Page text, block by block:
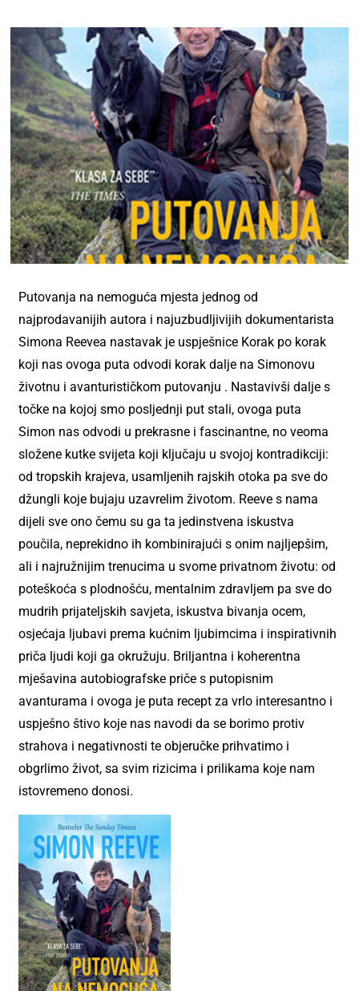
Putovanja na nemoguća mjesta jednog od
najprodavanijih autora i najuzbudljivijih dokumentarista
Simona Reevea nastavak je uspješnice Korak po korak
koji nas ovoga puta odvodi korak dalje na Simonovu
životnu i avanturističkom putovanju . Nastavivši dalje s
točke na kojoj smo posljednji put stali, ovoga puta
Simon nas odvodi u prekrasne i fascinantne, no veoma
složene kutke svijeta koji ključaju u svojoj kontradikciji:
od tropskih krajeva, usamljenih rajskih otoka pa sve do
džungli koje bujaju uzavrelim životom. Reeve s nama
dijeli sve ono čemu su ga ta jedinstvena iskustva
poučila, neprekidno ih kombinirajući s onim najljepšim,
ali i najružnijim trenucima u svome privatnom životu: od
poteškoća s plodnošću, mentalnim zdravljem pa sve do
mudrih prijateljskih savjeta, iskustva bivanja ocem,
osjećaja ljubavi prema kućnim ljubimcima i inspirativnih
priča ljudi koji ga okružuju. Briljantna i koherentna
mješavina autobiografske priče s putopisnim
avanturama i ovoga je puta recept za vrlo interesantno i
uspješno štivo koje nas navodi da se borimo protiv
strahova i negativnosti te objeručke prihvatimo i
obgrlimo život, sa svim rizicima i prilikama koje nam
istovremeno donosi.